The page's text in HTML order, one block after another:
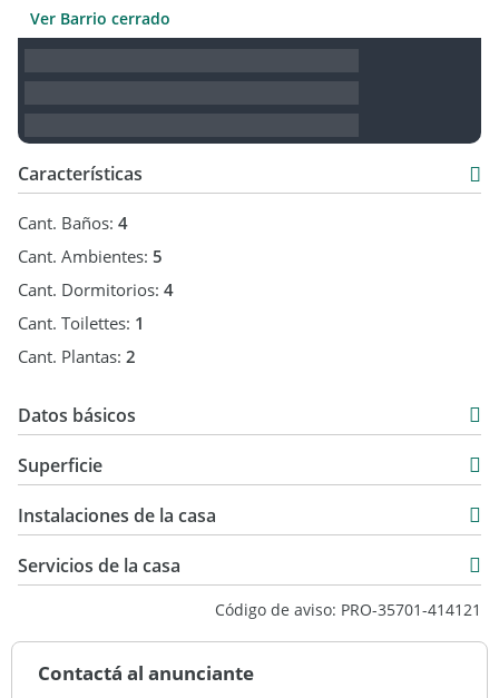
Ver Barrio cerrado
Características
Cant. Baños: 4
Cant. Ambientes: 5
Cant. Dormitorios: 4
Cant. Toilettes: 1
Cant. Plantas: 2
Datos básicos
Venta
USD 650.000
Superficie
300 m2
Instalaciones de la casa
Servicios de la casa
Código de aviso: PRO-35701-414121
Contactá al anunciante